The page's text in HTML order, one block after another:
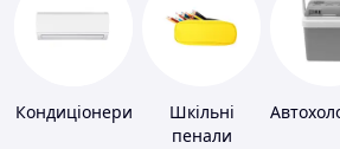
Кондиціонери
Шкільні
пенали